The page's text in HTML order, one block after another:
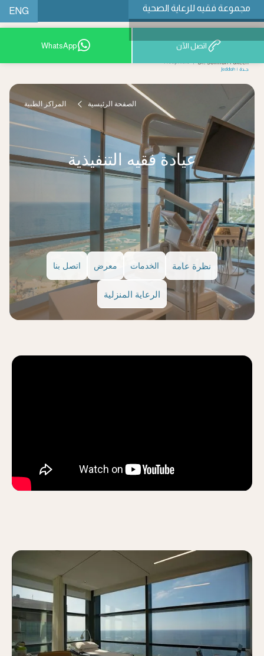
مجموعة فقيه للرعاية الصحية ENG
9200 12777 اتصل الآن WhatsApp
نظرة عامة الخدمات معرض اتصل بنا
الرعاية المنزلية
عيادة فقيه التنفيذية
الصفحة الرئيسية المراكز الطبية